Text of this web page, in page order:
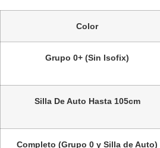
de
precios:
hasta
Color
Grupo 0+ (Sin Isofix)
Silla De Auto Hasta 105cm
Completo (Grupo 0 y Silla de Auto)